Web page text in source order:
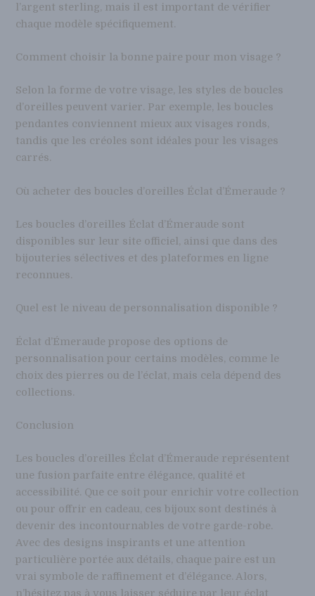
l’argent sterling, mais il est important de vérifier
chaque modèle spécifiquement.
Comment choisir la bonne paire pour mon visage ?
Selon la forme de votre visage, les styles de boucles
d’oreilles peuvent varier. Par exemple, les boucles
pendantes conviennent mieux aux visages ronds,
tandis que les créoles sont idéales pour les visages
carrés.
Où acheter des boucles d’oreilles Éclat d’Émeraude ?
Les boucles d’oreilles Éclat d’Émeraude sont
disponibles sur leur site officiel, ainsi que dans des
bijouteries sélectives et des plateformes en ligne
reconnues.
Quel est le niveau de personnalisation disponible ?
Éclat d’Émeraude propose des options de
personnalisation pour certains modèles, comme le
choix des pierres ou de l’éclat, mais cela dépend des
collections.
Conclusion
Les boucles d’oreilles Éclat d’Émeraude représentent
une fusion parfaite entre élégance, qualité et
accessibilité. Que ce soit pour enrichir votre collection
ou pour offrir en cadeau, ces bijoux sont destinés à
devenir des incontournables de votre garde-robe.
Avec des designs inspirants et une attention
particulière portée aux détails, chaque paire est un
vrai symbole de raffinement et d’élégance. Alors,